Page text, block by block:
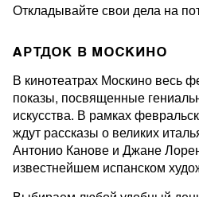
Откладывайте свои дела на
АРТДОК В МОСКИНО
В кинотеатрах Москино весь
показы, посвященные
искусства. В рамках
ждут рассказы о великих
Антонио Канове и Джане
известнейшем испанском